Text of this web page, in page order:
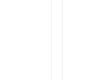
доставку
партия пришла